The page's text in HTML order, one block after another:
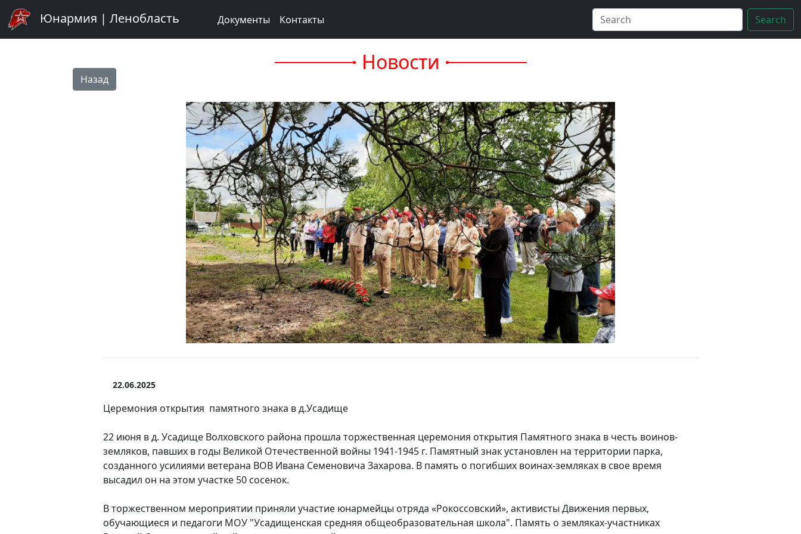
Юнармия | Ленобласть Документы Контакты Search
Новости
Назад
22.06.2025
Церемония открытия памятного знака в д.Усадище
22 июня в д. Усадище Волховского района прошла торжественная церемония открытия Памятного знака в честь воинов-
земляков, павших в годы Великой Отечественной войны 1941-1945 г. Памятный знак установлен на территории парка,
созданного усилиями ветерана ВОВ Ивана Семеновича Захарова. В память о погибших воинах-земляках в свое время
высадил он на этом участке 50 сосенок.
В торжественном мероприятии приняли участие юнармейцы отряда «Рокоссовский», активисты Движения первых,
обучающиеся и педагоги МОУ "Усадищенская средняя общеобразовательная школа". Память о земляках-участниках